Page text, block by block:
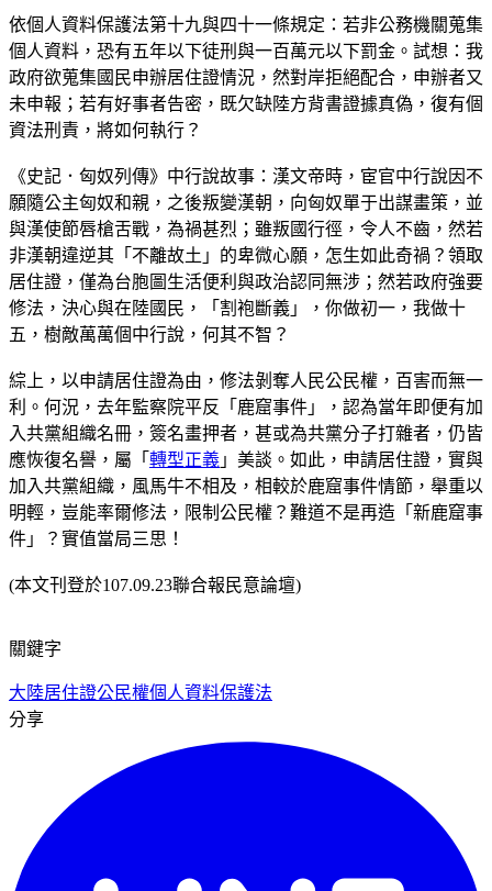
依個人資料保護法第十九與四十一條規定：若非公務機關蒐集
個人資料，恐有五年以下徒刑與一百萬元以下罰金。試想：我
政府欲蒐集國民申辦居住證情況，然對岸拒絕配合，申辦者又
未申報；若有好事者告密，既欠缺陸方背書證據真偽，復有個
資法刑責，將如何執行？
《史記．匈奴列傳》中行說故事：漢文帝時，宦官中行說因不
願隨公主匈奴和親，之後叛變漢朝，向匈奴單于出謀畫策，並
與漢使節唇槍舌戰，為禍甚烈；雖叛國行徑，令人不齒，然若
非漢朝違逆其「不離故土」的卑微心願，怎生如此奇禍？領取
居住證，僅為台胞圖生活便利與政治認同無涉；然若政府強要
修法，決心與在陸國民，「割袍斷義」，你做初一，我做十
五，樹敵萬萬個中行說，何其不智？
綜上，以申請居住證為由，修法剝奪人民公民權，百害而無一
利。何況，去年監察院平反「鹿窟事件」，認為當年即便有加
入共黨組織名冊，簽名畫押者，甚或為共黨分子打雜者，仍皆
應恢復名譽，屬「 轉型正義 」美談。如此，申請居住證，實與
加入共黨組織，風馬牛不相及，相較於鹿窟事件情節，舉重以
明輕，豈能率爾修法，限制公民權？難道不是再造「新鹿窟事
件」？實值當局三思！
(本文刊登於107.09.23聯合報民意論壇)
關鍵字
大陸居住證公民權個人資料保護法
分享